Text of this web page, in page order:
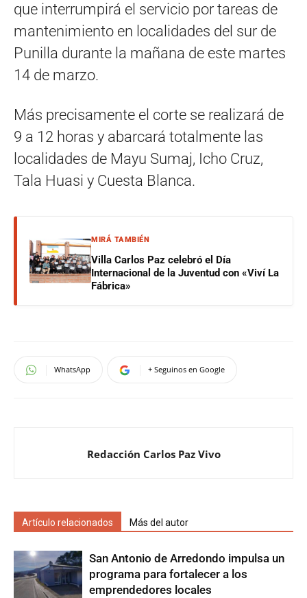
que interrumpirá el servicio por tareas de
mantenimiento en localidades del sur de
Punilla durante la mañana de este martes
14 de marzo.
Más precisamente el corte se realizará de
9 a 12 horas y abarcará totalmente las
localidades de Mayu Sumaj, Icho Cruz,
Tala Huasi y Cuesta Blanca.
MIRÁ TAMBIÉN
Villa Carlos Paz celebró el Día
Internacional de la Juventud con «Viví La
Fábrica»
WhatsApp + Seguinos en Google
Redacción Carlos Paz Vivo
Artículo relacionados Más del autor
San Antonio de Arredondo impulsa un
programa para fortalecer a los
emprendedores locales